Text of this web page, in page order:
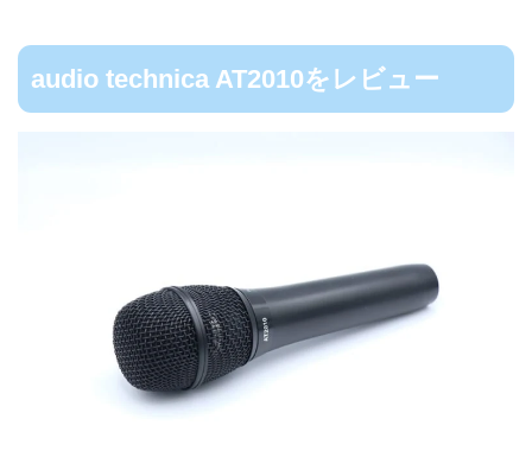
audio technica AT2010をレビュー